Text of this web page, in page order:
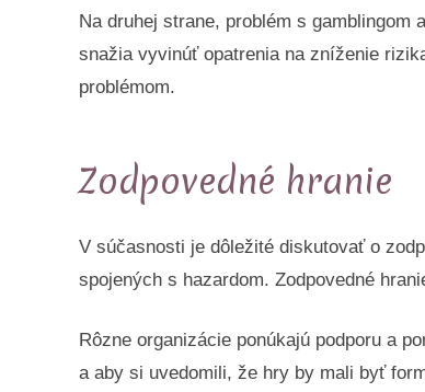
Na druhej strane, problém s
snažia vyvinúť opatrenia na zníženie
problémom.
Zodpovedné hranie
V súčasnosti je dôležité diskutovať o
spojených s hazardom. Zodpovedné
Rôzne organizácie ponúkajú podporu a
a aby si uvedomili, že hry by mali byť